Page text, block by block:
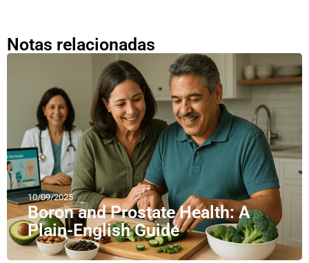
Notas relacionadas
10/09/2025
Boron and Prostate Health: A
Plain-English Guide